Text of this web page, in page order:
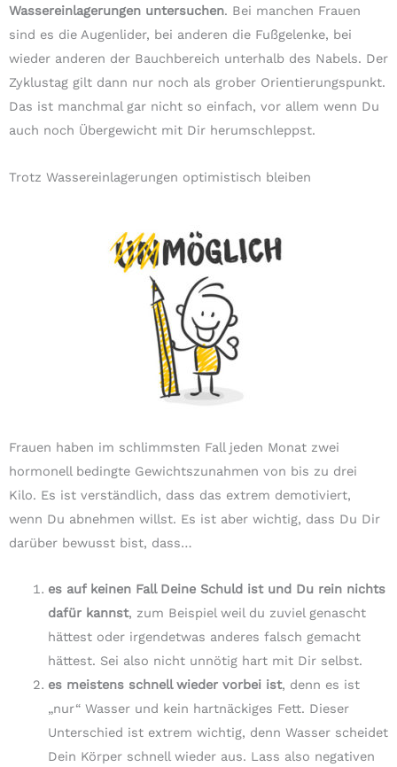
Wassereinlagerungen untersuchen. Bei manchen Frauen
sind es die Augenlider, bei anderen die Fußgelenke, bei
wieder anderen der Bauchbereich unterhalb des Nabels. Der
Zyklustag gilt dann nur noch als grober Orientierungspunkt.
Das ist manchmal gar nicht so einfach, vor allem wenn Du
auch noch Übergewicht mit Dir herumschleppst.
Trotz Wassereinlagerungen optimistisch bleiben
Frauen haben im schlimmsten Fall jeden Monat zwei
hormonell bedingte Gewichtszunahmen von bis zu drei
Kilo. Es ist verständlich, dass das extrem demotiviert,
wenn Du abnehmen willst. Es ist aber wichtig, dass Du Dir
darüber bewusst bist, dass…
es auf keinen Fall Deine Schuld ist und Du rein nichts
dafür kannst, zum Beispiel weil du zuviel genascht
hättest oder irgendetwas anderes falsch gemacht
hättest. Sei also nicht unnötig hart mit Dir selbst.
es meistens schnell wieder vorbei ist, denn es ist
„nur“ Wasser und kein hartnäckiges Fett. Dieser
Unterschied ist extrem wichtig, denn Wasser scheidet
Dein Körper schnell wieder aus. Lass also negativen